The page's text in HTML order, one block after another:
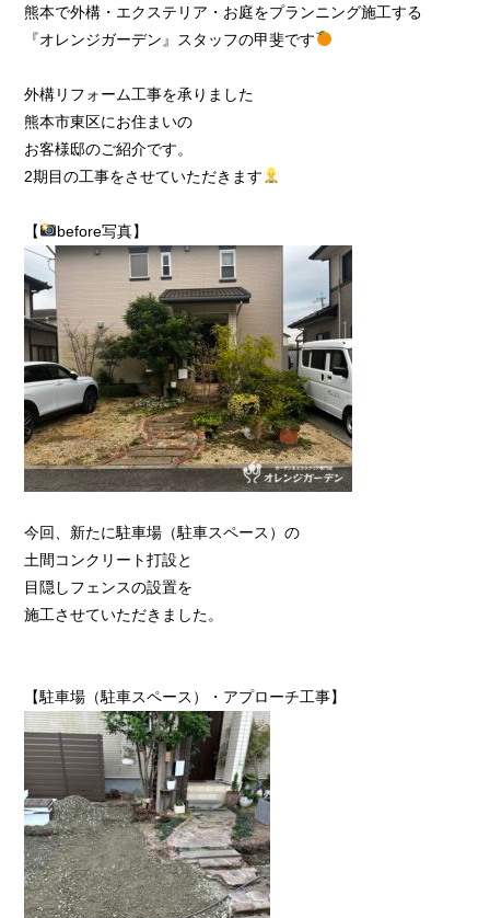
熊本で外構・エクステリア・お庭をプランニング施工する
『オレンジガーデン』スタッフの甲斐です
外構リフォーム工事を承りました
熊本市東区にお住まいの
お客様邸のご紹介です。
2期目の工事をさせていただきます
【 before写真】
今回、新たに駐車場（駐車スペース）の
土間コンクリート打設と
目隠しフェンスの設置を
施工させていただきました。
【駐車場（駐車スペース）・アプローチ工事】